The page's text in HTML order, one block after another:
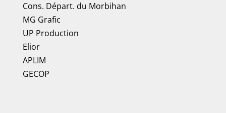
Cons. Départ. du Morbihan
MG Grafic
UP Production
Elior
APLIM
GECOP